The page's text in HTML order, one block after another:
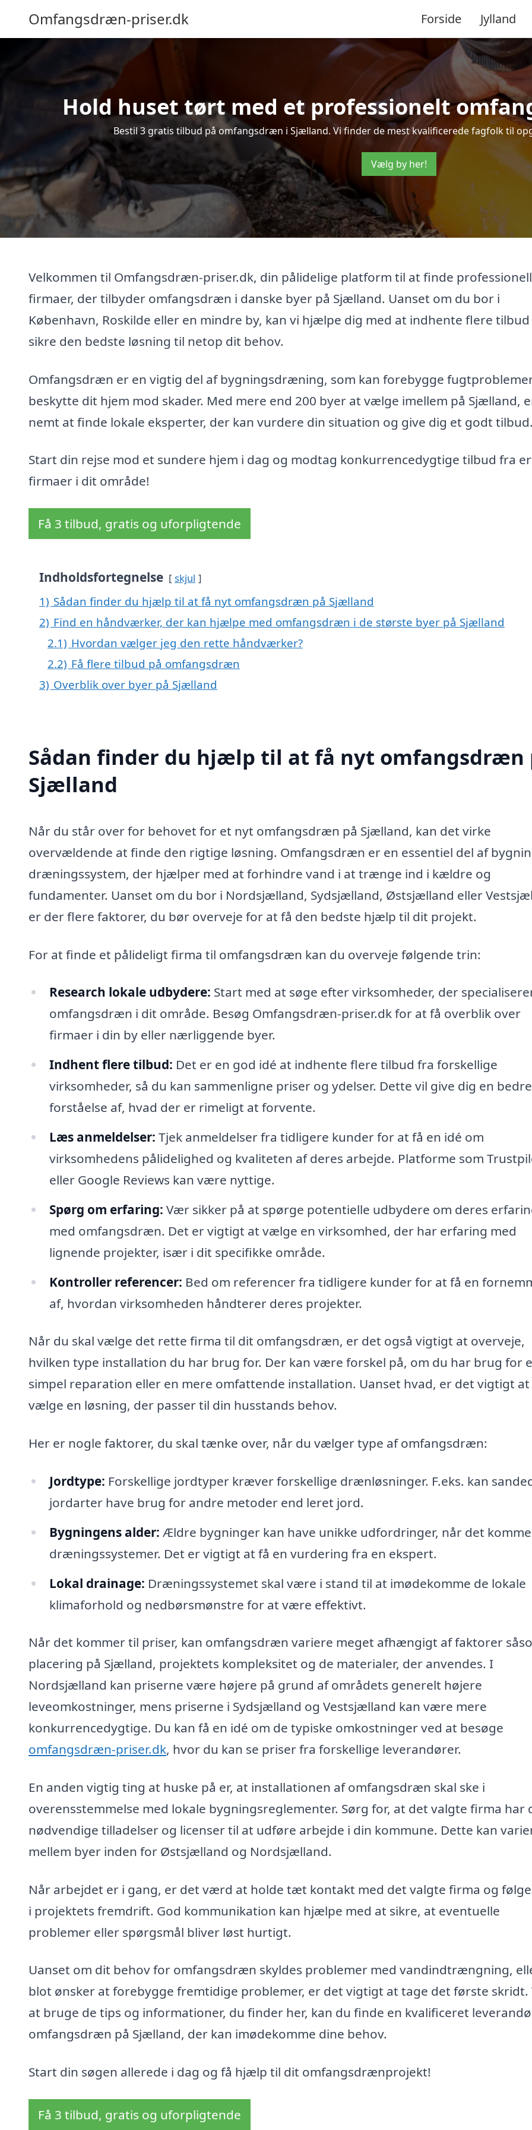
Omfangsdræn-priser.dk Forside Jylland
Hold huset tørt med et professionelt
Bestil 3 gratis tilbud på omfangsdræn i Sjælland. Vi finder de mest kvalificerede fagfolk til
Vælg by her!
Velkommen til Omfangsdræn-priser.dk, din pålidelige platform til at finde
firmaer, der tilbyder omfangsdræn i danske byer på Sjælland. Uanset om du bor i
København, Roskilde eller en mindre by, kan vi hjælpe dig med at indhente flere
sikre den bedste løsning til netop dit behov.
Omfangsdræn er en vigtig del af bygningsdræning, som kan forebygge
beskytte dit hjem mod skader. Med mere end 200 byer at vælge imellem på Sjælland,
nemt at finde lokale eksperter, der kan vurdere din situation og give dig et godt
Start din rejse mod et sundere hjem i dag og modtag konkurrencedygtige tilbud fra
firmaer i dit område!
Få 3 tilbud, gratis og uforpligtende
Indholdsfortegnelse skjul
1) Sådan finder du hjælp til at få nyt omfangsdræn på Sjælland
2) Find en håndværker, der kan hjælpe med omfangsdræn i de største byer på Sjælland
2.1) Hvordan vælger jeg den rette håndværker?
2.2) Få flere tilbud på omfangsdræn
3) Overblik over byer på Sjælland
Sådan finder du hjælp til at få nyt omfangsdræn
Sjælland
Når du står over for behovet for et nyt omfangsdræn på Sjælland, kan det virke
overvældende at finde den rigtige løsning. Omfangsdræn er en essentiel del af
dræningssystem, der hjælper med at forhindre vand i at trænge ind i kældre og
fundamenter. Uanset om du bor i Nordsjælland, Sydsjælland, Østsjælland eller
er der flere faktorer, du bør overveje for at få den bedste hjælp til dit projekt.
For at finde et pålideligt firma til omfangsdræn kan du overveje følgende trin:
Research lokale udbydere: Start med at søge efter virksomheder, der
omfangsdræn i dit område. Besøg Omfangsdræn-priser.dk for at få overblik over
firmaer i din by eller nærliggende byer.
Indhent flere tilbud: Det er en god idé at indhente flere tilbud fra forskellige
virksomheder, så du kan sammenligne priser og ydelser. Dette vil give dig en bedre
forståelse af, hvad der er rimeligt at forvente.
Læs anmeldelser: Tjek anmeldelser fra tidligere kunder for at få en idé om
virksomhedens pålidelighed og kvaliteten af deres arbejde. Platforme som
eller Google Reviews kan være nyttige.
Spørg om erfaring: Vær sikker på at spørge potentielle udbydere om deres
med omfangsdræn. Det er vigtigt at vælge en virksomhed, der har erfaring med
lignende projekter, især i dit specifikke område.
Kontroller referencer: Bed om referencer fra tidligere kunder for at få en
af, hvordan virksomheden håndterer deres projekter.
Når du skal vælge det rette firma til dit omfangsdræn, er det også vigtigt at overveje,
hvilken type installation du har brug for. Der kan være forskel på, om du har brug for
simpel reparation eller en mere omfattende installation. Uanset hvad, er det vigtigt at
vælge en løsning, der passer til din husstands behov.
Her er nogle faktorer, du skal tænke over, når du vælger type af omfangsdræn:
Jordtype: Forskellige jordtyper kræver forskellige drænløsninger. F.eks. kan
jordarter have brug for andre metoder end leret jord.
Bygningens alder: Ældre bygninger kan have unikke udfordringer, når det
dræningssystemer. Det er vigtigt at få en vurdering fra en ekspert.
Lokal drainage: Dræningssystemet skal være i stand til at imødekomme de lokale
klimaforhold og nedbørsmønstre for at være effektivt.
Når det kommer til priser, kan omfangsdræn variere meget afhængigt af faktorer
placering på Sjælland, projektets kompleksitet og de materialer, der anvendes. I
Nordsjælland kan priserne være højere på grund af områdets generelt højere
leveomkostninger, mens priserne i Sydsjælland og Vestsjælland kan være mere
konkurrencedygtige. Du kan få en idé om de typiske omkostninger ved at besøge
omfangsdræn-priser.dk, hvor du kan se priser fra forskellige leverandører.
En anden vigtig ting at huske på er, at installationen af omfangsdræn skal ske i
overensstemmelse med lokale bygningsreglementer. Sørg for, at det valgte firma har
nødvendige tilladelser og licenser til at udføre arbejde i din kommune. Dette kan
mellem byer inden for Østsjælland og Nordsjælland.
Når arbejdet er i gang, er det værd at holde tæt kontakt med det valgte firma og
i projektets fremdrift. God kommunikation kan hjælpe med at sikre, at eventuelle
problemer eller spørgsmål bliver løst hurtigt.
Uanset om dit behov for omfangsdræn skyldes problemer med vandindtrængning,
blot ønsker at forebygge fremtidige problemer, er det vigtigt at tage det første skridt.
at bruge de tips og informationer, du finder her, kan du finde en kvalificeret
omfangsdræn på Sjælland, der kan imødekomme dine behov.
Start din søgen allerede i dag og få hjælp til dit omfangsdrænprojekt!
Få 3 tilbud, gratis og uforpligtende